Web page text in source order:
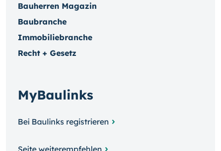
Bauherren Magazin
Baubranche
Immobiliebranche
Recht + Gesetz
MyBaulinks
Bei Baulinks registrieren
Seite weiterempfehlen